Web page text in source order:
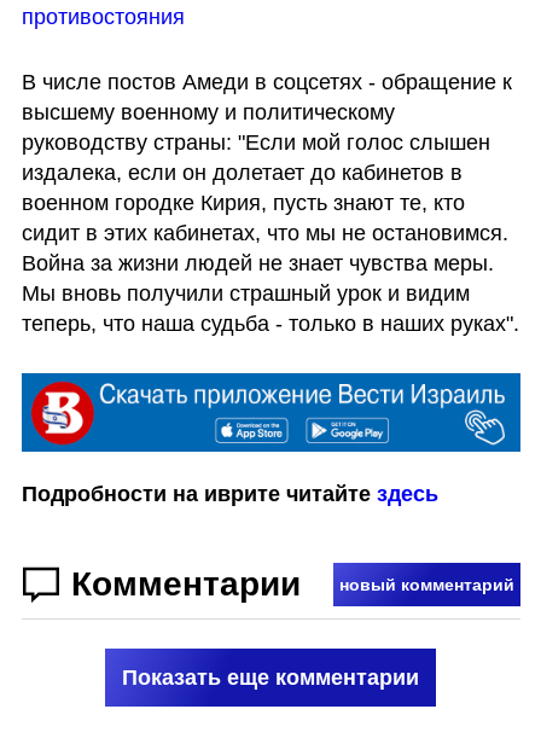
противостояния
В числе постов Амеди в соцсетях - обращение к
высшему военному и политическому
руководству страны: "Если мой голос слышен
издалека, если он долетает до кабинетов в
военном городке Кирия, пусть знают те, кто
сидит в этих кабинетах, что мы не остановимся.
Война за жизни людей не знает чувства меры.
Мы вновь получили страшный урок и видим
теперь, что наша судьба - только в наших руках".
Подробности на иврите читайте здесь
Комментарии новый комментарий
Показать еще комментарии